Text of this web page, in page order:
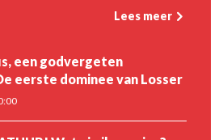
Lees meer
een godvergeten
eerste dominee van Losser